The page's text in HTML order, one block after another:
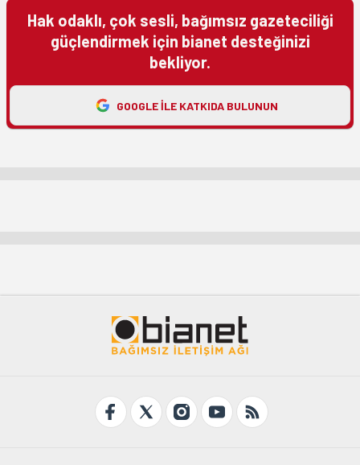
Hak odaklı, çok sesli, bağımsız gazeteciliği
güçlendirmek için bianet desteğinizi
bekliyor.
GOOGLE ILE KATKIDA BULUNUN